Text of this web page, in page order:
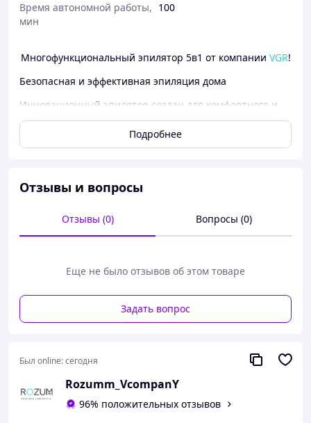
Время автономной работы,
мин
100
Многофункциональный эпилятор 5в1 от компании VGR!
Безопасная и эффективная эпиляция дома
Инновационный эпилятор создан для комфортного и
быстрого удаления волос. Гарантирует длительный
результат и минимальный дискомфорт, даже при
чувствительной коже.
Сухое и влажное использование
LED-подсветка- для удаления даже самых
Эффективный захват волос от 0.5 мм
кожа надолго.
18 пинцетов- обеспечивают быструю и точную
Эргономичная форма – удобно держать в руке.
Подробнее
Отзывы и вопросы
Отзывы (0) Вопросы (0)
Еще не было отзывов об этом товаре
Задать вопрос
Был online:сегодня
Rozumm_VcompanY
96% положительных отзывов